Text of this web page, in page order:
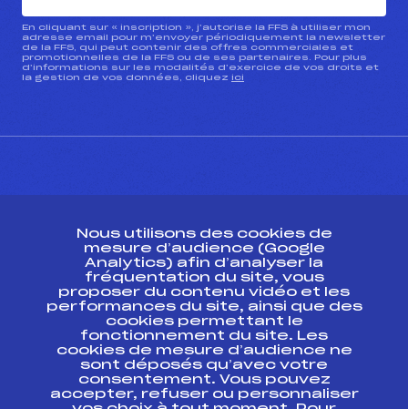
En cliquant sur « inscription », j’autorise la FFS à utiliser mon
adresse email pour m’envoyer périodiquement la newsletter
de la FFS, qui peut contenir des offres commerciales et
promotionnelles de la FFS ou de ses partenaires. Pour plus
d’informations sur les modalités d’exercice de vos droits et
la gestion de vos données, cliquez ici
ESPACE PRESSE
Ressources
Pass’Neige
Projet sportif fédéral
Projet de performance fédéral
Antidopage
Pôle Développement, Formation, Suivi
Scientifique
Nous utilisons des cookies de
mesure d’audience (Google
Analytics) afin d’analyser la
fréquentation du site, vous
proposer du contenu vidéo et les
performances du site, ainsi que des
cookies permettant le
fonctionnement du site. Les
cookies de mesure d’audience ne
sont déposés qu’avec votre
consentement. Vous pouvez
accepter, refuser ou personnaliser